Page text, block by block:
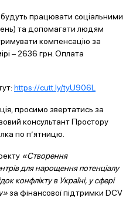
працювати соціальними
та допомагати людям
компенсацію за
– 2636 грн. Оплата
https://cutt.ly/tyU906L
просимо звертатись за
консультант Простору
по п’ятницю.
«Створення
для нарощення потенціалу
конфлікту в Україні, у сфері
за фінансової підтримки DCV